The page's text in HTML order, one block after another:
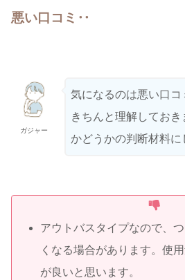
悪い口コミ‥
ガジャー
気になるのは悪い口
きちんと理解してお
かどうかの判断材料に
アウトバスタイプなので、
くなる場合があります。使
が良いと思います。